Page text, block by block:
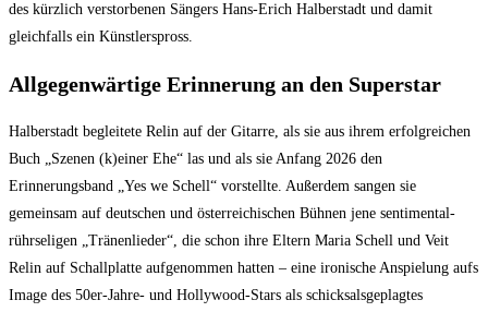
des kürzlich verstorbenen Sängers Hans-Erich Halberstadt und damit
gleichfalls ein Künstlerspross.
Allgegenwärtige Erinnerung an den Superstar
Halberstadt begleitete Relin auf der Gitarre, als sie aus ihrem erfolgreichen
Buch „Szenen (k)einer Ehe“ las und als sie Anfang 2026 den
Erinnerungsband „Yes we Schell“ vorstellte. Außerdem sangen sie
gemeinsam auf deutschen und österreichischen Bühnen jene sentimental-
rührseligen „Tränenlieder“, die schon ihre Eltern Maria Schell und Veit
Relin auf Schallplatte aufgenommen hatten – eine ironische Anspielung aufs
Image des 50er-Jahre- und Hollywood-Stars als schicksalsgeplagtes